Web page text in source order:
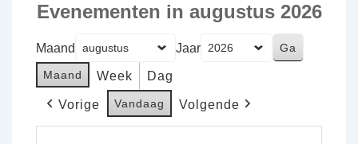
Evenementen in augustus 2026
Maand Jaar
Maand Week Dag
Vorige Vandaag Volgende